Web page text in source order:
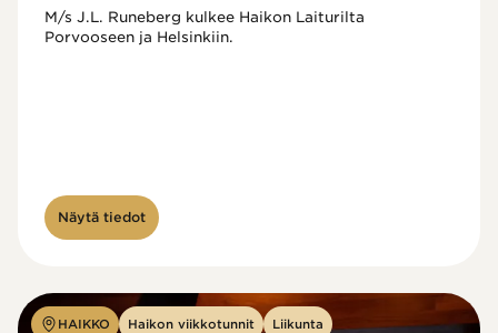
M/s J.L. Runeberg kulkee Haikon Laiturilta
Porvooseen ja Helsinkiin.
Näytä tiedot
HAIKKO Haikon viikkotunnit Liikunta